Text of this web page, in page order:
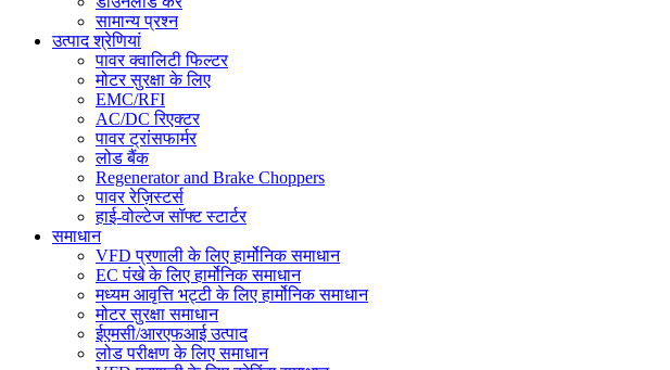
सामान्य प्रश्न
उत्पाद श्रेणियां
पावर क्वालिटी फिल्टर
मोटर सुरक्षा के लिए
EMC/RFI
AC/DC रिएक्टर
पावर ट्रांसफार्मर
लोड बैंक
Regenerator and Brake Choppers
पावर रेज़िस्टर्स
हाई-वोल्टेज सॉफ्ट स्टार्टर
समाधान
VFD प्रणाली के लिए हार्मोनिक समाधान
EC पंखे के लिए हार्मोनिक समाधान
मध्यम आवृत्ति भट्टी के लिए हार्मोनिक समाधान
मोटर सुरक्षा समाधान
ईएमसी/आरएफआई उत्पाद
लोड परीक्षण के लिए समाधान